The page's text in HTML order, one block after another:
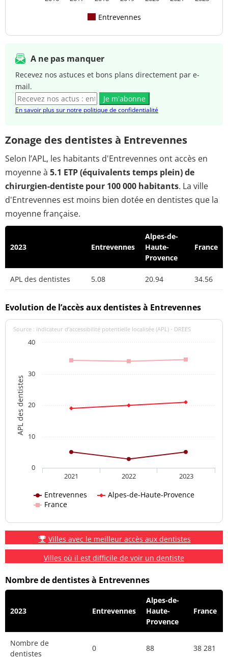
Entrevennes
A ne pas manquer
Recevez nos astuces et bons plans directement par e-
mail.
Je m'abonne
En savoir plus sur notre politique de confidentialité
Zonage des dentistes à Entrevennes
Selon l’APL, les habitants d'Entrevennes ont accès en
moyenne à 5.1 ETP (équivalents temps plein) de
chirurgien-dentiste pour 100 000 habitants. La ville
d'Entrevennes est moins bien dotée en dentistes que la
moyenne française.
2023 Entrevennes
Alpes-de-
Haute-
Provence
France
APL des dentistes 5.08 20.94 34.56
Evolution de l’accès aux dentistes à Entrevennes
APL des dentistes
Source : indicateur d’accessibilité potentielle localisée (APL) - DREES
Entrevennes
Alpes-de-Haute-Provence
France
2021 2022 2023
0
10
20
30
40
Villes avec le meilleur accès aux dentistes
Villes où il est difficile de voir un dentiste
Nombre de dentistes à Entrevennes
2023 Entrevennes
Alpes-de-
Haute-
Provence
France
Nombre de
dentistes
0 88 38 281